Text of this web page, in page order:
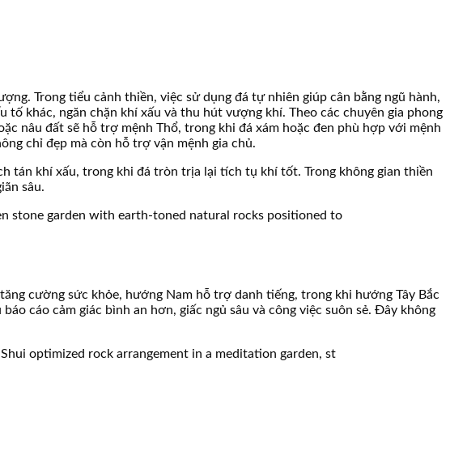
Trong tiểu cảnh thiền, việc sử dụng đá tự nhiên giúp cân bằng ngũ hành,
khác, ngăn chặn khí xấu và thu hút vượng khí. Theo các chuyên gia phong
nâu đất sẽ hỗ trợ mệnh Thổ, trong khi đá xám hoặc đen phù hợp với mệnh
chỉ đẹp mà còn hỗ trợ vận mệnh gia chủ.
tán khí xấu, trong khi đá tròn trịa lại tích tụ khí tốt. Trong không gian thiền
sâu.
cường sức khỏe, hướng Nam hỗ trợ danh tiếng, trong khi hướng Tây Bắc
cáo cảm giác bình an hơn, giấc ngủ sâu và công việc suôn sẻ. Đây không